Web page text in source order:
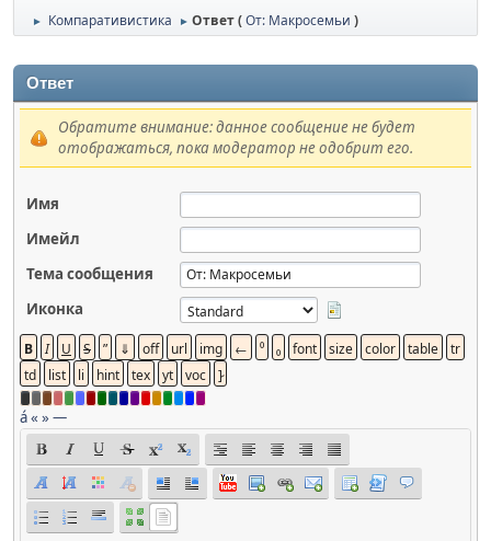
► Компаративистика ► Ответ (От: Макросемьи )
Ответ
Обратите внимание: данное сообщение не будет
отображаться, пока модератор не одобрит его.
Имя
Имейл
Тема сообщения
Иконка
á« »—